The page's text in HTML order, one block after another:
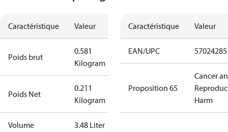
Caractéristique Valeur
Poids brut
0.581
Kilogram
Poids Net
0.211
Kilogram
Volume 3.48 Liter
Caractéristique Valeur
EAN/UPC
Proposition 65
Cancer
Harm